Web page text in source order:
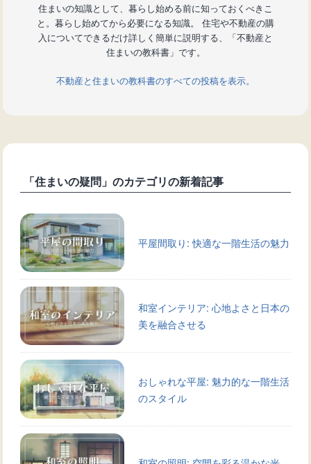
住まいの知識として、暮らし始める前に知っておくべきこ
と。暮らし始めてから必要になる知識。 住宅や不動産の購
入についてできるだけ詳しく簡単に説明する、「不動産と
住まいの教科書」です。
不動産と住まいの教科書のすべての投稿を表示。
「住まいの疑問」のカテゴリの新着記事
平屋間取り: 快適な一階生活の魅力
和室インテリア: 心地よさと日本の
美を融合させる
おしゃれな平屋: 魅力的な一階生活
のスタイル